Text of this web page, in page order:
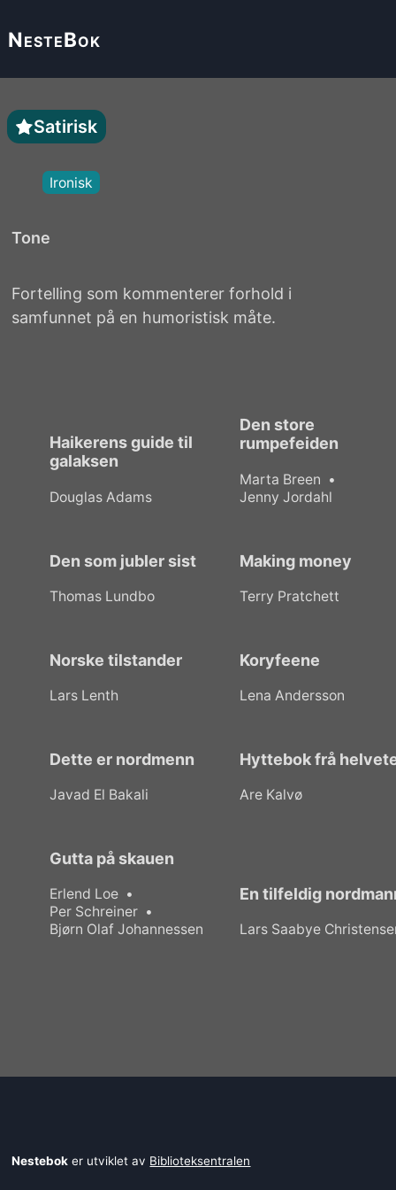
NesteBok
Satirisk
Ironisk
Tone
Fortelling som kommenterer forhold i
samfunnet på en humoristisk måte.
Haikerens guide til
galaksen
Douglas Adams
Den store
rumpefeiden
Marta Breen
Jenny Jordahl
Den som jubler sist
Thomas Lundbo
Making money
Terry Pratchett
Norske tilstander
Lars Lenth
Koryfeene
Lena Andersson
Dette er nordmenn
Javad El Bakali
Hyttebok frå
Are Kalvø
Gutta på skauen
Erlend Loe
Per Schreiner
Bjørn Olaf Johannessen
En tilfeldig
Lars Saabye
Nestebok er utviklet av Biblioteksentralen